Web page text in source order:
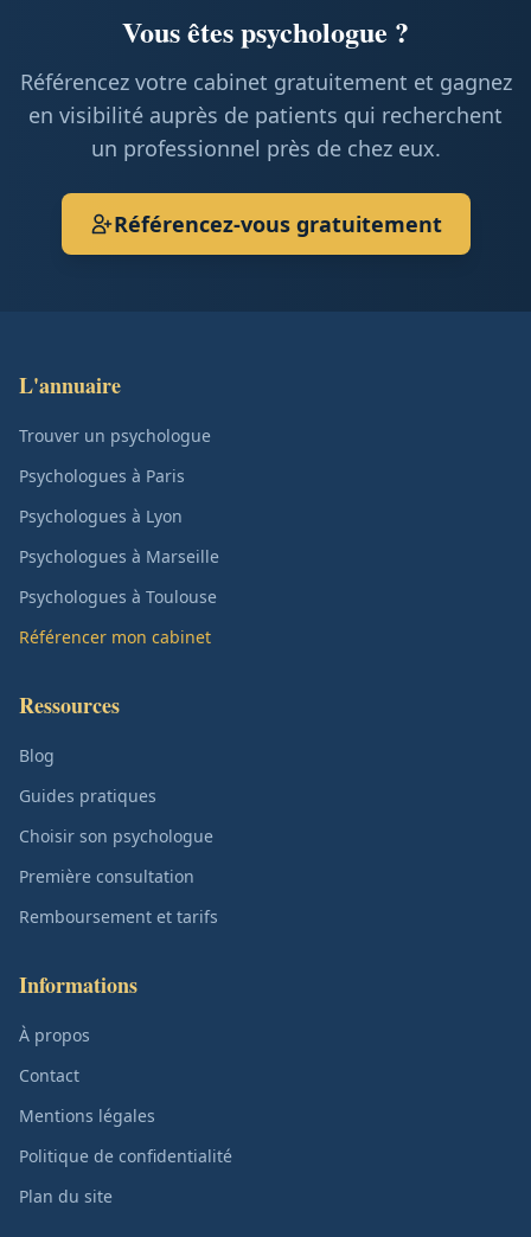
Vous êtes psychologue ?
Référencez votre cabinet gratuitement et gagnez
en visibilité auprès de patients qui recherchent
un professionnel près de chez eux.
Référencez-vous gratuitement
L'annuaire
Trouver un psychologue
Psychologues à Paris
Psychologues à Lyon
Psychologues à Marseille
Psychologues à Toulouse
Référencer mon cabinet
Ressources
Blog
Guides pratiques
Choisir son psychologue
Première consultation
Remboursement et tarifs
Informations
À propos
Contact
Mentions légales
Politique de confidentialité
Plan du site